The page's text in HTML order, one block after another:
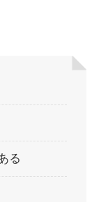
る